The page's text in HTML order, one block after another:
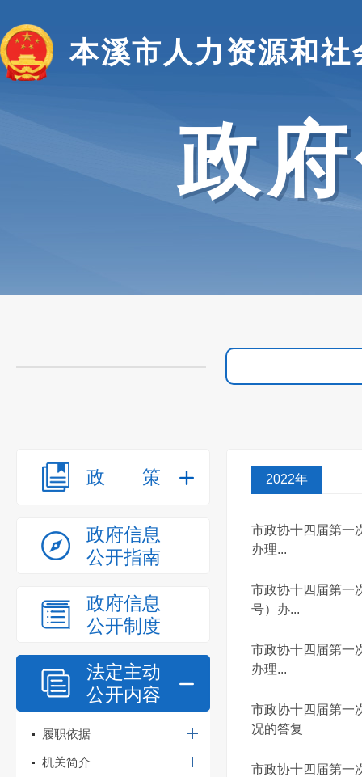
本溪市人力资源和社
政
政策
政府信息
公开指南
政府信息
公开制度
法定主动
公开内容
履职依据
机关简介
2022年
市政协十四届第一
办理...
市政协十四届第一
号）办...
市政协十四届第一
办理...
市政协十四届第一
况的答复
市政协十四届第一